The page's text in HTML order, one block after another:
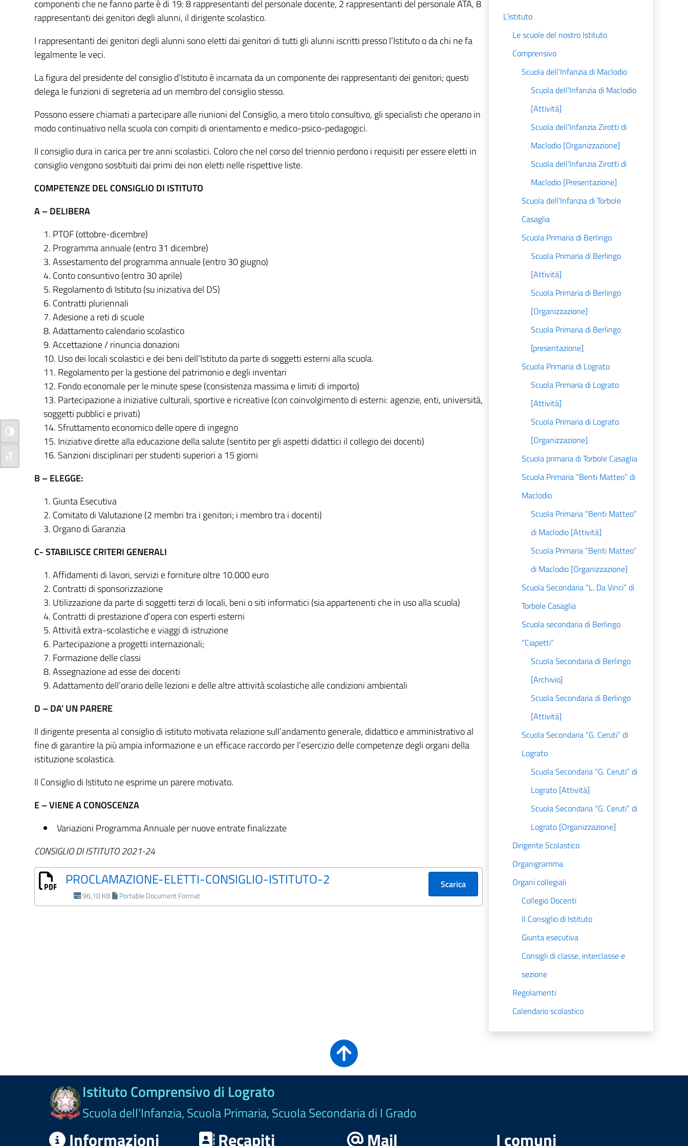
Attiva/disattiva alto contrasto
Attiva/disattiva dimensione testo
componenti che ne fanno parte è di 19: 8 rappresentanti del personale docente, 2 rappresentanti del personale ATA, 8
rappresentanti dei genitori degli alunni, il dirigente scolastico.
I rappresentanti dei genitori degli alunni sono eletti dai genitori di tutti gli alunni iscritti presso l’Istituto o da chi ne fa
legalmente le veci.
La figura del presidente del consiglio d’Istituto è incarnata da un componente dei rappresentanti dei genitori; questi
delega le funzioni di segreteria ad un membro del consiglio stesso.
Possono essere chiamati a partecipare alle riunioni del Consiglio, a mero titolo consultivo, gli specialisti che operano in
modo continuativo nella scuola con compiti di orientamento e medico-psico-pedagogici.
Il consiglio dura in carica per tre anni scolastici. Coloro che nel corso del triennio perdono i requisiti per essere eletti in
consiglio vengono sostituiti dai primi dei non eletti nelle rispettive liste.
COMPETENZE DEL CONSIGLIO DI ISTITUTO
A – DELIBERA
PTOF (ottobre-dicembre)
Programma annuale (entro 31 dicembre)
Assestamento del programma annuale (entro 30 giugno)
Conto consuntivo (entro 30 aprile)
Regolamento di Istituto (su iniziativa del DS)
Contratti pluriennali
Adesione a reti di scuole
Adattamento calendario scolastico
Accettazione / rinuncia donazioni
Uso dei locali scolastici e dei beni dell’Istituto da parte di soggetti esterni alla scuola.
Regolamento per la gestione del patrimonio e degli inventari
Fondo economale per le minute spese (consistenza massima e limiti di importo)
Partecipazione a iniziative culturali, sportive e ricreative (con coinvolgimento di esterni: agenzie, enti, università,
soggetti pubblici e privati)
Sfruttamento economico delle opere di ingegno
Iniziative dirette alla educazione della salute (sentito per gli aspetti didattici il collegio dei docenti)
Sanzioni disciplinari per studenti superiori a 15 giorni
B – ELEGGE:
Giunta Esecutiva
Comitato di Valutazione (2 membri tra i genitori; i membro tra i docenti)
Organo di Garanzia
C- STABILISCE CRITERI GENERALI
Affidamenti di lavori, servizi e forniture oltre 10.000 euro
Contratti di sponsorizzazione
Utilizzazione da parte di soggetti terzi di locali, beni o siti informatici (sia appartenenti che in uso alla scuola)
Contratti di prestazione d’opera con esperti esterni
Attività extra-scolastiche e viaggi di istruzione
Partecipazione a progetti internazionali;
Formazione delle classi
Assegnazione ad esse dei docenti
Adattamento dell’orario delle lezioni e delle altre attività scolastiche alle condizioni ambientali
D – DA’ UN PARERE
Il dirigente presenta al consiglio di istituto motivata relazione sull’andamento generale, didattico e amministrativo al
fine di garantire la più ampia informazione e un efficace raccordo per l’esercizio delle competenze degli organi della
istituzione scolastica.
Il Consiglio di Istituto ne esprime un parere motivato.
E – VIENE A CONOSCENZA
Variazioni Programma Annuale per nuove entrate finalizzate
CONSIGLIO DI ISTITUTO 2021-24
PROCLAMAZIONE-ELETTI-CONSIGLIO-ISTITUTO-2
96,10 KB Portable Document Format
Scarica
L’istituto
Le scuole del nostro Istituto
Comprensivo
Scuola dell’Infanzia di Maclodio
Scuola dell’Infanzia di Maclodio
[Attività]
Scuola dell’Infanzia Zirotti di
Maclodio [Organizzazione]
Scuola dell’Infanzia Zirotti di
Maclodio [Presentazione]
Scuola dell’Infanzia di Torbole
Casaglia
Scuola Primaria di Berlingo
Scuola Primaria di Berlingo
[Attività]
Scuola Primaria di Berlingo
[Organizzazione]
Scuola Primaria di Berlingo
[presentazione]
Scuola Primaria di Lograto
Scuola Primaria di Lograto
[Attività]
Scuola Primaria di Lograto
[Organizzazione]
Scuola primaria di Torbole Casaglia
Scuola Primaria “Benti Matteo” di
Maclodio
Scuola Primaria “Benti Matteo”
di Maclodio [Attività]
Scuola Primaria “Benti Matteo”
di Maclodio [Organizzazione]
Scuola Secondaria “L. Da Vinci” di
Torbole Casaglia
Scuola secondaria di Berlingo
“Ciapetti”
Scuola Secondaria di Berlingo
[Archivio]
Scuola Secondaria di Berlingo
[Attività]
Scuola Secondaria “G. Ceruti” di
Lograto
Scuola Secondaria “G. Ceruti” di
Lograto [Attività]
Scuola Secondaria “G. Ceruti” di
Lograto [Organizzazione]
Dirigente Scolastico
Organigramma
Organi collegiali
Collegio Docenti
Il Consiglio di Istituto
Giunta esecutiva
Consigli di classe, interclasse e
sezione
Regolamenti
Calendario scolastico
Istituto Comprensivo di Lograto
Scuola dell'Infanzia, Scuola Primaria, Scuola Secondaria di I Grado
Informazioni Recapiti Mail I comuni